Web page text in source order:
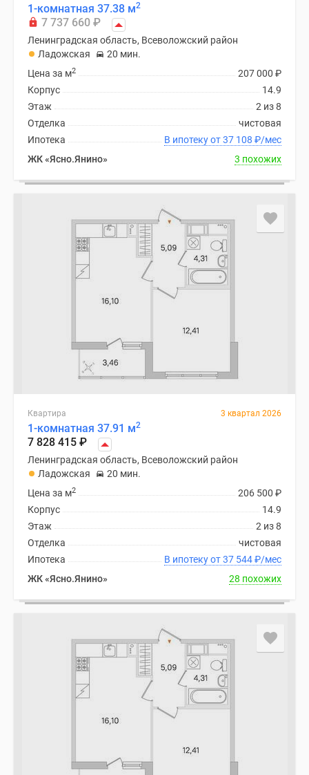
1-комнатная 37.38 м2
7 737 660 ₽
Ленинградская область, Всеволожский район
Ладожская
20 мин.
207 000 ₽
Цена за м2
14.9
Корпус
2 из 8
Этаж
чистовая
Отделка
В ипотеку от 37 108 ₽/мес
Ипотека
ЖК «Ясно.Янино»
3 похожих
Квартира 3 квартал 2026
1-комнатная 37.91 м2
7 828 415 ₽
Ленинградская область, Всеволожский район
Ладожская
20 мин.
206 500 ₽
Цена за м2
14.9
Корпус
2 из 8
Этаж
чистовая
Отделка
В ипотеку от 37 544₽/мес
Ипотека
ЖК «Ясно.Янино»
28 похожих